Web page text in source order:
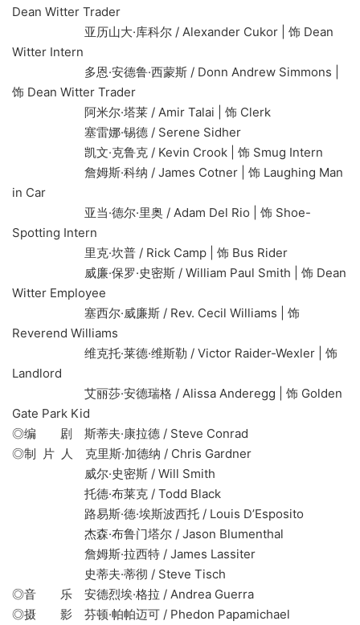
Dean Witter Trader
亚历山大·库科尔 / Alexander Cukor | 饰 Dean
Witter Intern
多恩·安德鲁·西蒙斯 / Donn Andrew Simmons |
饰 Dean Witter Trader
阿米尔·塔莱 / Amir Talai | 饰 Clerk
塞雷娜·锡德 / Serene Sidher
凯文·克鲁克 / Kevin Crook | 饰 Smug Intern
詹姆斯·科纳 / James Cotner | 饰 Laughing Man
in Car
亚当·德尔·里奥 / Adam Del Rio | 饰 Shoe-
Spotting Intern
里克·坎普 / Rick Camp | 饰 Bus Rider
威廉·保罗·史密斯 / William Paul Smith | 饰 Dean
Witter Employee
塞西尔·威廉斯 / Rev. Cecil Williams | 饰
Reverend Williams
维克托·莱德·维斯勒 / Victor Raider-Wexler | 饰
Landlord
艾丽莎·安德瑞格 / Alissa Anderegg | 饰 Golden
Gate Park Kid
◎编 剧 斯蒂夫·康拉德 / Steve Conrad
◎制 片 人 克里斯·加德纳 / Chris Gardner
威尔·史密斯 / Will Smith
托德·布莱克 / Todd Black
路易斯·德·埃斯波西托 / Louis D’Esposito
杰森·布鲁门塔尔 / Jason Blumenthal
詹姆斯·拉西特 / James Lassiter
史蒂夫·蒂彻 / Steve Tisch
◎音 乐 安德烈埃·格拉 / Andrea Guerra
◎摄 影 芬顿·帕帕迈可 / Phedon Papamichael